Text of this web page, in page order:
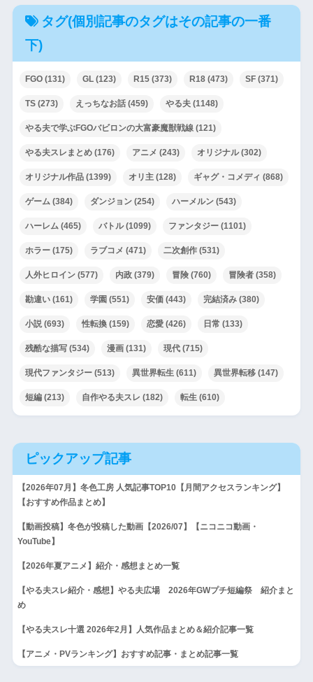
タグ(個別記事のタグはその記事の一番
下)
FGO(131) GL(123) R15(373) R18(473) SF(371)
TS(273) えっちなお話(459) やる夫(1148)
やる夫で学ぶFGOバビロンの大富豪魔獣戦線(121)
やる夫スレまとめ(176) アニメ (243) オリジナル(302)
オリジナル作品(1399) オリ主(128) ギャグ・コメディ (868)
ゲーム (384) ダンジョン(254) ハーメルン(543)
ハーレム (465) バトル(1099) ファンタジー(1101)
ホラー(175) ラブコメ (471) 二次創作(531)
人外ヒロイン(577) 内政(379) 冒険(760) 冒険者(358)
勘違い(161) 学園 (551) 安価(443) 完結済み(380)
小説(693) 性転換(159) 恋愛(426) 日常 (133)
残酷な描写(534) 漫画(131) 現代(715)
現代ファンタジー(513) 異世界転生(611) 異世界転移(147)
短編(213) 自作やる夫スレ (182) 転生(610)
ピックアップ記事
【2026年07月】冬色工房 人気記事TOP10【月間アクセスランキング】
【おすすめ作品まとめ】
【動画投稿】冬色が投稿した動画【2026/07】【ニコニコ動画・
YouTube】
【2026年夏アニメ】紹介・感想まとめ一覧
【やる夫スレ紹介・感想】やる夫広場 2026年GWプチ短編祭 紹介まと
め
【やる夫スレ十選 2026年2月】人気作品まとめ＆紹介記事一覧
【アニメ・PVランキング】おすすめ記事・まとめ記事一覧